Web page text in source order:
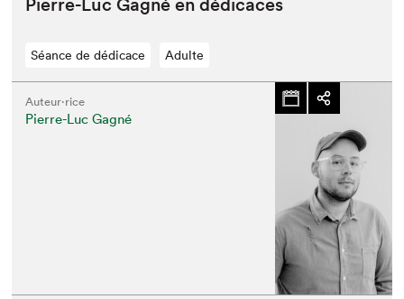
Pierre-Luc Gag­né en dédicaces
Séance de dédicace Adulte
Auteur·rice
Pierre-Luc Gagné